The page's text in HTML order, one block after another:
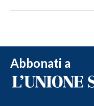
Abbonati a